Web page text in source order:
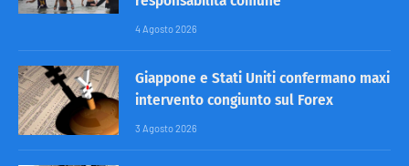
4 Agosto 2026
Giappone e Stati Uniti confermano maxi
intervento congiunto sul Forex
3 Agosto 2026